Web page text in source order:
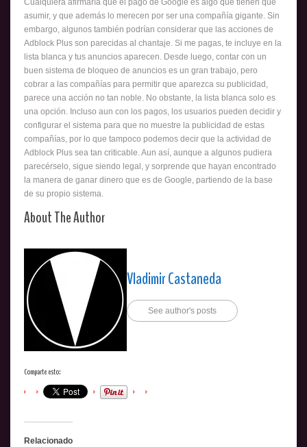
Cualquiera afirmaría que el pago de Google es algo que tienen que
asumir, y que además lo merecen por ser una compañía gigante. Sin
embargo, algunos también podrían considerar que las acciones de
Adblock Plus son parecidas al chantaje. Si me pagas, te incluye en la
lista blanca y tus anuncios aparecen. Desde luego, contar con un
buen sistema de bloqueo de anuncios es un gran trabajo, pero
cobrar a las compañías para permitir que aparezca su publicidad,
parece una acción no tan noble. No obstante, la lista blanca solo es
una opción. Incluso aun con los pagos, los usuarios pueden decidir y
configurar el sistema para que no muestre la publicidad de estas
compañías, por lo que tampoco podemos decir que la actividad de
Adblock Plus sea tan criticable. Aun así, aunque a algunos pudiera
parecérselo, sigue siendo legal, y sorprende que hayan encontrado
la manera de ganar dinero que es de Google, partiendo de la base
de su propio sistema.
About The Author
Vladimir Castaneda
See author's posts
Comparte esto:
Relacionado